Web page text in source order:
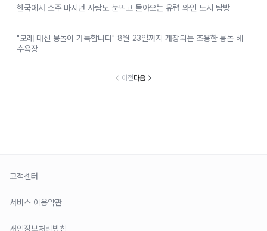
한국에서 소주 마시던 사람도 눈뜨고 돌아오는 유럽 와인 도시 탐방
"모래 대신 몽돌이 가득합니다" 8월 23일까지 개장되는 조용한 몽돌 해
수욕장
이전다음
고객센터
서비스 이용약관
개인정보처리방침